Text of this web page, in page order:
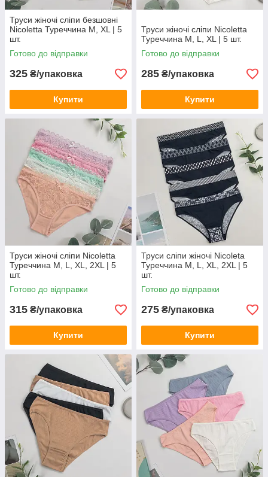
Труси жіночі сліпи безшовні
Nicoletta Туреччина M, XL | 5
шт.
Готово до відправки
325 ₴/упаковка
Купити
Труси жіночі сліпи Nicoletta
Туреччина M, L, XL | 5 шт.
Готово до відправки
285 ₴/упаковка
Купити
Труси жіночі сліпи Nicoletta
Туреччина M, L, XL, 2XL | 5
шт.
Готово до відправки
315 ₴/упаковка
Купити
Труси сліпи жіночі Nicoleta
Туреччина M, L, XL, 2XL | 5
шт.
Готово до відправки
275 ₴/упаковка
Купити